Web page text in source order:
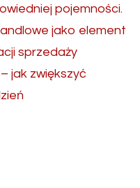
pojemności.
jako element
sprzedaży
jak zwiększyć